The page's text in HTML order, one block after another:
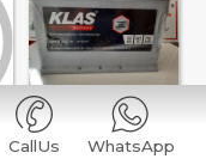
CallUs WhatsApp
12V 90 Ah Amper
Klas Akü Düz